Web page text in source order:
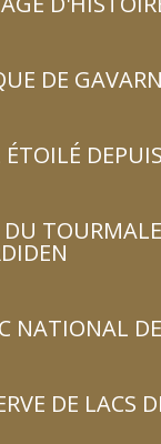
DE
ÉTOILÉ
DU
NATIONAL
DE LACS